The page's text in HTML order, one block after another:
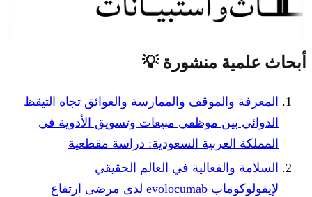
أبحاث علمية منشورة 💡
المعرفة والموقف والممارسة والعوائق تجاه التيقظ
الدوائي بين موظفي مبيعات وتسويق الأدوية في
المملكة العربية السعودية: دراسة مقطعية
السلامة والفعالية في العالم الحقيقي
لإيفولوكوماب evolocumab لدى مرضى ارتفاع